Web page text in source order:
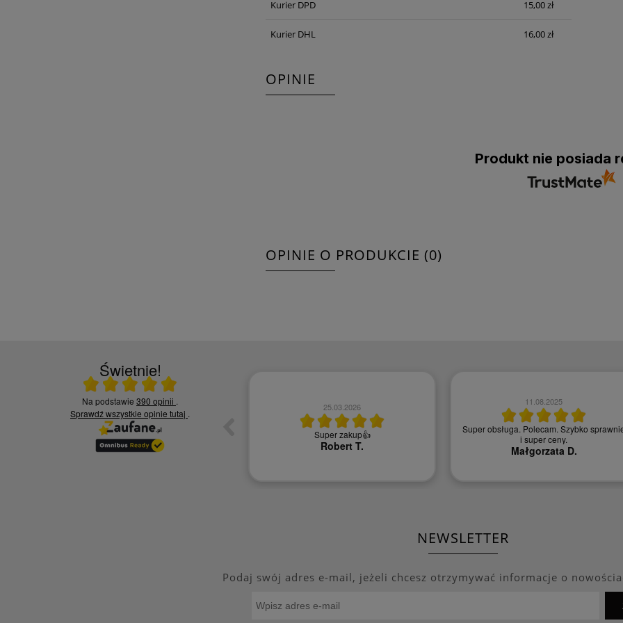
Kurier DPD 15,00 zł
Kurier DHL 16,00 zł
OPINIE
Produkt nie posiada
OPINIE O PRODUKCIE (0)
Świetnie!
Ocena średnia 5 na 5
Na podstawie 390 opinii .
Sprawdź wszystkie opinie tutaj .
10.06.2026
Czy jesteś zadowolony z jakości naszych
usług? - Zadowolona tak polecę
Kamila S.
25.03.2026
Super zakup👍
Robert T.
11.08.2025
Super obsługa. Polecam. Szybko
i super ceny.
Małgorzata D.
NEWSLETTER
Podaj swój adres e-mail, jeżeli chcesz otrzymywać informacje o